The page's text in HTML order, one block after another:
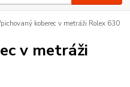
koberec v metráži Rolex 630
v metráži